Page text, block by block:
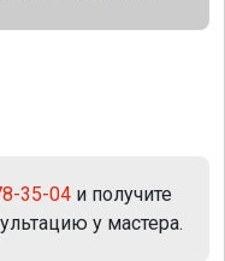
35-04 и получите
у мастера.